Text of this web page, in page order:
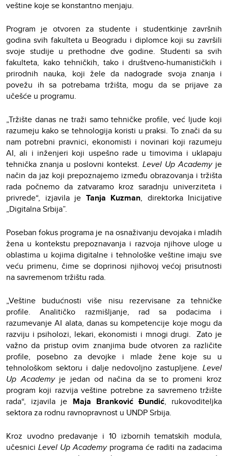
veštine koje se konstantno menjaju.
Program je otvoren za studente i studentkinje završnih
godina svih fakulteta u Beogradu i diplomce koji su završili
svoje studije u prethodne dve godine. Studenti sa svih
fakulteta, kako tehničkih, tako i društveno-humanističkih i
prirodnih nauka, koji žele da nadograde svoja znanja i
povežu ih sa potrebama tržišta, mogu da se prijave za
učešće u programu.
„Tržište danas ne traži samo tehničke profile, već ljude koji
razumeju kako se tehnologija koristi u praksi. To znači da su
nam potrebni pravnici, ekonomisti i novinari koji razumeju
AI, ali i inženjeri koji uspešno rade u timovima i uklapaju
tehnička znanja u poslovni kontekst. Level Up Academy je
način da jaz koji prepoznajemo između obrazovanja i tržišta
rada počnemo da zatvaramo kroz saradnju univerziteta i
privrede“, izjavila je Tanja Kuzman, direktorka Inicijative
„Digitalna Srbija”.
Poseban fokus programa je na osnaživanju devojaka i mladih
žena u kontekstu prepoznavanja i razvoja njihove uloge u
oblastima u kojima digitalne i tehnološke veštine imaju sve
veću primenu, čime se doprinosi njihovoj većoj prisutnosti
na savremenom tržištu rada.
„Veštine budućnosti više nisu rezervisane za tehničke
profile. Analitičko razmišljanje, rad sa podacima i
razumevanje AI alata, danas su kompetencije koje mogu da
razviju i psiholozi, lekari, ekonomisti i mnogi drugi. Zato je
važno da pristup ovim znanjima bude otvoren za različite
profile, posebno za devojke i mlade žene koje su u
tehnološkom sektoru i dalje nedovoljno zastupljene. Level
Up Academyje jedan od načina da se to promeni kroz
program koji razvija veštine potrebne za savremeno tržište
rada“, izjavila je Maja Branković Đundić, rukovoditeljka
sektora za rodnu ravnopravnost u UNDP Srbija.
Kroz uvodno predavanje i 10 izbornih tematskih modula,
učesnici Level Up Academyprograma će raditi na zadacima